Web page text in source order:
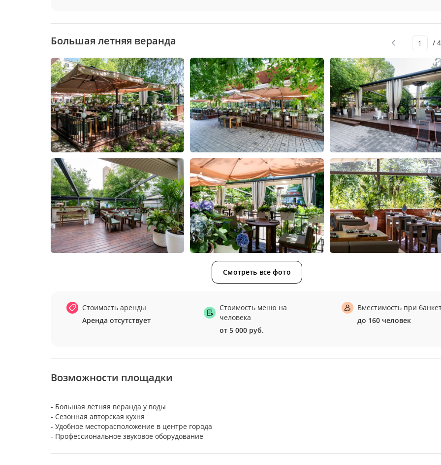
Большая летняя веранда 1 / 4
Смотреть все фото
Стоимость аренды
Аренда отсутствует
Стоимость меню на
человека
от 5 000 руб.
Вместимость при
до 160 человек
Возможности площадки
- Большая летняя веранда у воды
- Сезонная авторская кухня
- Удобное месторасположение в центре города